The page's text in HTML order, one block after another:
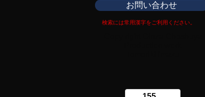
お問い合わせ
検索には常用漢字をご利用ください。